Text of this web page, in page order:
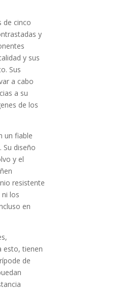
de cinco
y
y sus
Sus
a cabo
a su
de los
un fiable
diseño
y el
resistente
los
en
esto, tienen
de